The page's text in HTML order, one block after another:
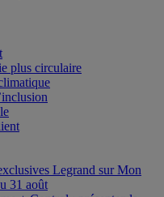
plus circulaire
Legrand sur Mon
31 août